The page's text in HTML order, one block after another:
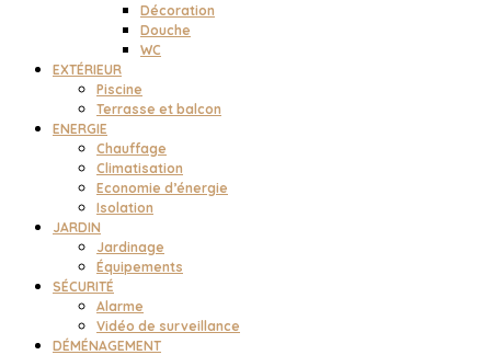
Décoration
Douche
WC
EXTÉRIEUR
Piscine
Terrasse et balcon
ENERGIE
Chauffage
Climatisation
Economie d’énergie
Isolation
JARDIN
Jardinage
Équipements
SÉCURITÉ
Alarme
Vidéo de surveillance
DÉMÉNAGEMENT